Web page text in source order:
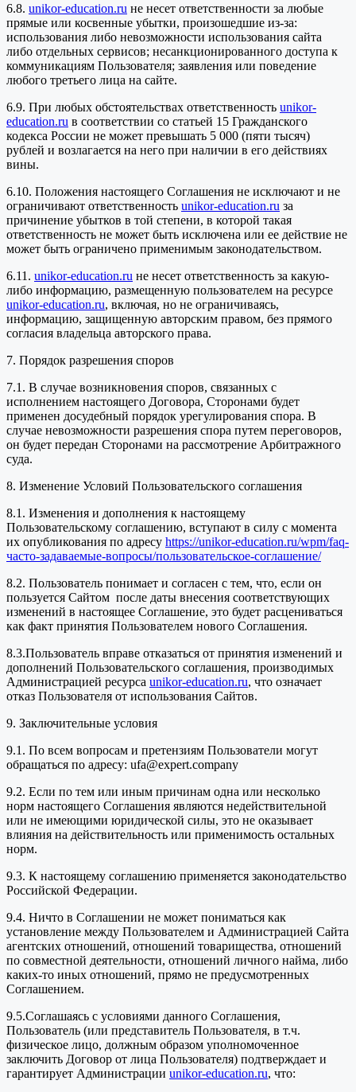
6.8. unikor-education.ru не несет ответственности за любые
прямые или косвенные убытки, произошедшие из-за:
использования либо невозможности использования сайта
либо отдельных сервисов; несанкционированного доступа к
коммуникациям Пользователя; заявления или поведение
любого третьего лица на сайте.
6.9. При любых обстоятельствах ответственность unikor-
education.ru в соответствии со статьей 15 Гражданского
кодекса России не может превышать 5 000 (пяти тысяч)
рублей и возлагается на него при наличии в его действиях
вины.
6.10. Положения настоящего Соглашения не исключают и не
ограничивают ответственность unikor-education.ru за
причинение убытков в той степени, в которой такая
ответственность не может быть исключена или ее действие не
может быть ограничено применимым законодательством.
6.11. unikor-education.ru не несет ответственность за какую-
либо информацию, размещенную пользователем на ресурсе
unikor-education.ru, включая, но не ограничиваясь,
информацию, защищенную авторским правом, без прямого
согласия владельца авторского права.
7. Порядок разрешения споров
7.1. В случае возникновения споров, связанных с
исполнением настоящего Договора, Сторонами будет
применен досудебный порядок урегулирования спора. В
случае невозможности разрешения спора путем переговоров,
он будет передан Сторонами на рассмотрение Арбитражного
суда.
8. Изменение Условий Пользовательского соглашения
8.1. Изменения и дополнения к настоящему
Пользовательскому соглашению, вступают в силу с момента
их опубликования по адресу https://unikor-education.ru/wpm/faq-
часто-задаваемые-вопросы/пользовательское-соглашение/
8.2. Пользователь понимает и согласен с тем, что, если он
пользуется Сайтом после даты внесения соответствующих
изменений в настоящее Соглашение, это будет расцениваться
как факт принятия Пользователем нового Соглашения.
8.3.Пользователь вправе отказаться от принятия изменений и
дополнений Пользовательского соглашения, производимых
Администрацией ресурса unikor-education.ru, что означает
отказ Пользователя от использования Сайтов.
9. Заключительные условия
9.1. По всем вопросам и претензиям Пользователи могут
обращаться по адресу: ufa@expert.company
9.2. Если по тем или иным причинам одна или несколько
норм настоящего Соглашения являются недействительной
или не имеющими юридической силы, это не оказывает
влияния на действительность или применимость остальных
норм.
9.3. К настоящему соглашению применяется законодательство
Российской Федерации.
9.4. Ничто в Соглашении не может пониматься как
установление между Пользователем и Администрацией Сайта
агентских отношений, отношений товарищества, отношений
по совместной деятельности, отношений личного найма, либо
каких-то иных отношений, прямо не предусмотренных
Соглашением.
9.5.Соглашаясь с условиями данного Соглашения,
Пользователь (или представитель Пользователя, в т.ч.
физическое лицо, должным образом уполномоченное
заключить Договор от лица Пользователя) подтверждает и
гарантирует Администрации unikor-education.ru, что: